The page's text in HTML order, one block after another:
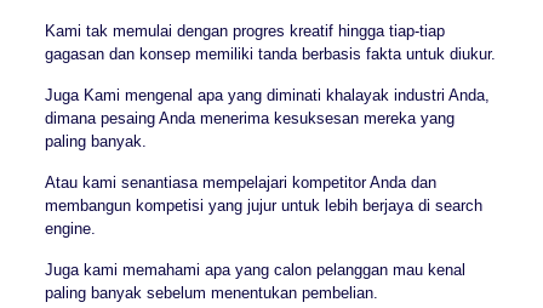
Kami tak memulai dengan progres kreatif hingga tiap-tiap
gagasan dan konsep memiliki tanda berbasis fakta untuk diukur.
Juga Kami mengenal apa yang diminati khalayak industri Anda,
dimana pesaing Anda menerima kesuksesan mereka yang
paling banyak.
Atau kami senantiasa mempelajari kompetitor Anda dan
membangun kompetisi yang jujur untuk lebih berjaya di search
engine.
Juga kami memahami apa yang calon pelanggan mau kenal
paling banyak sebelum menentukan pembelian.